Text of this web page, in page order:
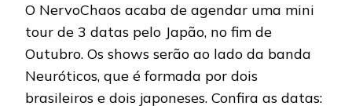
O NervoChaos acaba de agendar uma mini
tour de 3 datas pelo Japão, no fim de
Outubro. Os shows serão ao lado da banda
Neuróticos, que é formada por dois
brasileiros e dois japoneses. Confira as datas: